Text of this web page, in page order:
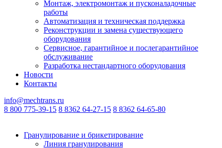
Монтаж, электромонтаж и пусконаладочные
работы
Автоматизация и техническая поддержка
Реконструкции и замена существующего
оборудования
Сервисное, гарантийное и послегарантийное
обслуживание
Разработка нестандартного оборудования
Новости
Контакты
info@mechtrans.ru
8 800 775-39-15 8 8362 64-27-15 8 8362 64-65-80
Гранулирование и брикетирование
Линия гранулирования